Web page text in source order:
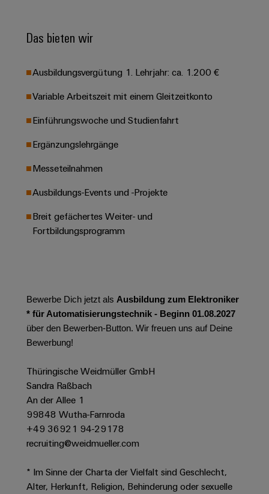
Lösungen
Mobilitat
Bahnverkehr
Schiffbau
Umfassende
Verbindungslösungen
die
maritime
Industrie
Wasseraufbereitung
&
Abwasseraufbereitung
und
Abwasserindustrie
Wasserstoff
Wasserstoff
Schlüsseltechnologie
für
Energiewende
Windenergie
Effizienter
Windparks
Connector
Original
Equipment
(OEM)
Cloud-
Industrial
Service
easyConnect
Werkstatt
&
Werkzeuge
Markierer
Industriedrucker
Cabinet
Infrastructure
Assemblierungsservice
Bestückte
Klemmenleisten
Das bieten wir
Ausbildungsvergütung 1. Lehrjahr: ca. 1.200 €
Variable Arbeitszeit mit einem Gleitzeitkonto
Einführungswoche und Studienfahrt
Ergänzungslehrgänge
Messeteilnahmen
Ausbildungs-Events und -Projekte
Breit gefächertes Weiter- und
Fortbildungsprogramm
Bewerbe Dich jetzt als Ausbildung zum Elektroniker
* für Automatisierungstechnik - Beginn 01.08.2027
über den Bewerben-Button. Wir freuen uns auf Deine
Bewerbung!
Thüringische Weidmüller GmbH
Sandra Raßbach
An der Allee 1
99848 Wutha-Farnroda
+49 36921 94-29178
recruiting@weidmueller.com
* Im Sinne der Charta der Vielfalt sind Geschlecht,
Alter, Herkunft, Religion, Behinderung oder sexuelle